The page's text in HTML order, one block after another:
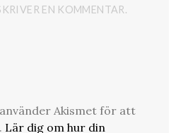
EN KOMMENTAR.
Akismet för att
Lär dig om hur din